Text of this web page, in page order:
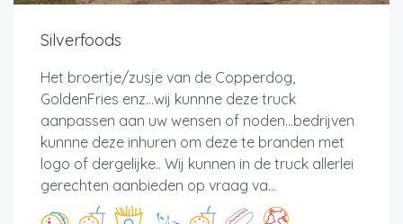
Silverfoods
Het broertje/zusje van de Copperdog,
GoldenFries enz...wij kunnne deze truck
aanpassen aan uw wensen of noden...bedrijven
kunnne deze inhuren om deze te branden met
logo of dergelijke.. Wij kunnen in de truck allerlei
gerechten aanbieden op vraag va...